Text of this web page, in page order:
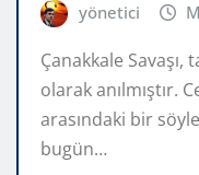
yönetici
Çanakkale
olarak anılmıştır.
arasındaki bir
bugün…